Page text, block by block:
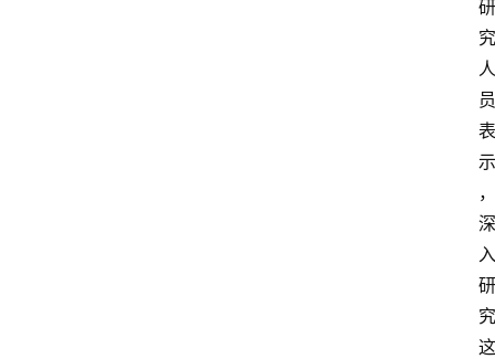
研
究
人
员
表
示
，
深
入
研
究
这